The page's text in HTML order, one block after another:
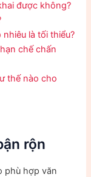
được không?
là tối thiểu?
chế chấn
thế nào cho
rộn
phù hợp văn